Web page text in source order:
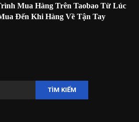
Mua Hàng Trên Taobao Từ Lúc
Đến Khi Hàng Về Tận Tay
TÌM KIẾM